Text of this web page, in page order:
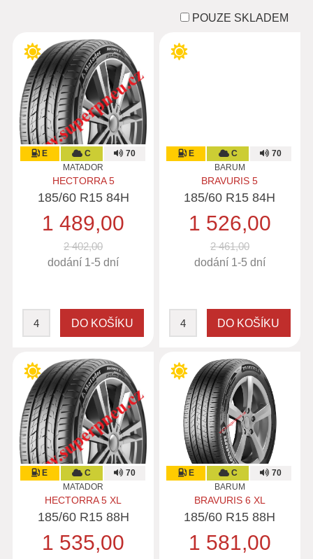
POUZE SKLADEM
E C
70
MATADOR
HECTORRA 5
185/60 R15 84H
1 489,00
2 402,00
dodání 1-5 dní
E C
70
BARUM
BRAVURIS 5
185/60 R15 84H
1 526,00
2 461,00
dodání 1-5 dní
E C
70
MATADOR
HECTORRA 5 XL
185/60 R15 88H
1 535,00
E C
70
BARUM
BRAVURIS 6 XL
185/60 R15 88H
1 581,00